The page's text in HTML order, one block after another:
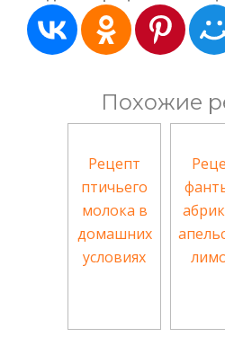
Похожие
Рецепт
птичьего
молока в
домашних
условиях